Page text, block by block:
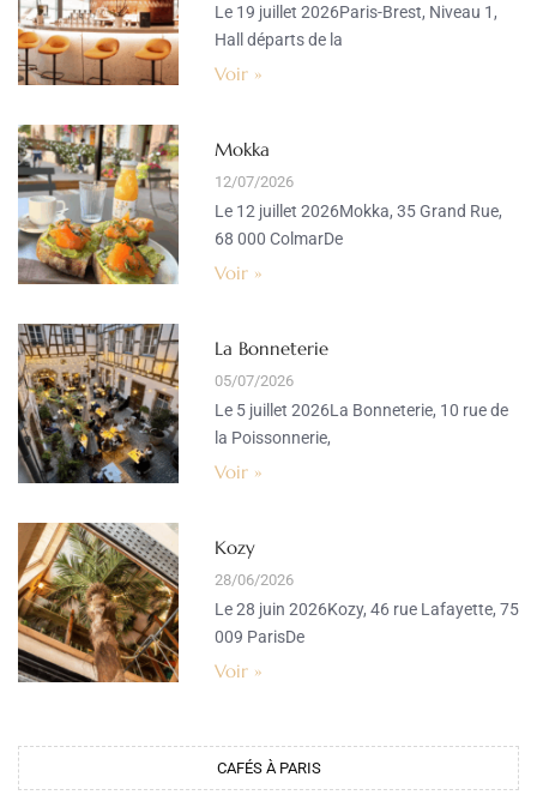
Le 19 juillet 2026Paris-Brest, Niveau 1,
Hall départs de la
Voir »
Mokka
12/07/2026
Le 12 juillet 2026Mokka, 35 Grand Rue,
68 000 ColmarDe
Voir »
La Bonneterie
05/07/2026
Le 5 juillet 2026La Bonneterie, 10 rue de
la Poissonnerie,
Voir »
Kozy
28/06/2026
Le 28 juin 2026Kozy, 46 rue Lafayette, 75
009 ParisDe
Voir »
CAFÉS À PARIS